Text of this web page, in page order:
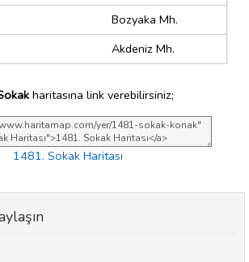
Bozyaka Mh.
Akdeniz Mh.
haritasına link verebilirsiniz;
1481. Sokak Haritası